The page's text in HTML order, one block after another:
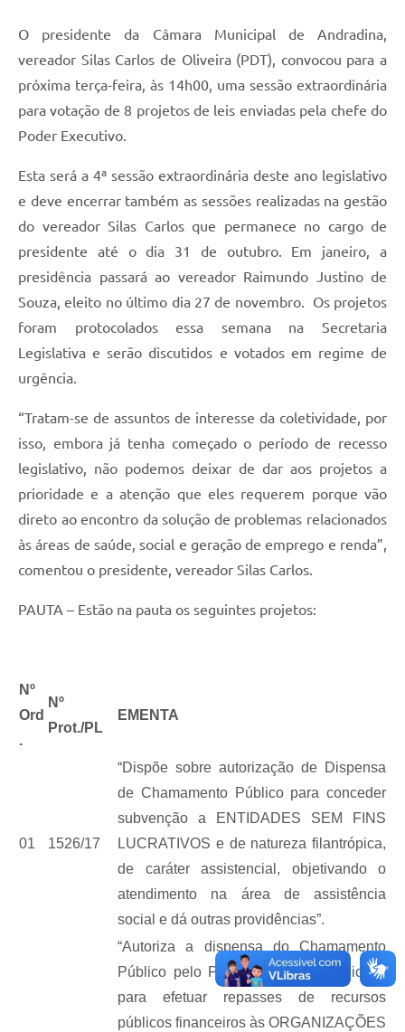
Legislaturas
Proposições
Sessão Plenária
Ouvidoria
Comissões
Audiências Públicas
Carta de Serviços
Turismo
Secretarias
Projetos
Contas Públicas
Links
Serviços Online
Enquete
O presidente da Câmara Municipal de Andradina,
vereador Silas Carlos de Oliveira (PDT), convocou para a
próxima terça-feira, às 14h00, uma sessão extraordinária
para votação de 8 projetos de leis enviadas pela chefe do
Poder Executivo.
Esta será a 4ª sessão extraordinária deste ano legislativo
e deve encerrar também as sessões realizadas na gestão
do vereador Silas Carlos que permanece no cargo de
presidente até o dia 31 de outubro. Em janeiro, a
presidência passará ao vereador Raimundo Justino de
Souza, eleito no último dia 27 de novembro. Os projetos
foram protocolados essa semana na Secretaria
Legislativa e serão discutidos e votados em regime de
urgência.
“Tratam-se de assuntos de interesse da coletividade, por
isso, embora já tenha começado o período de recesso
legislativo, não podemos deixar de dar aos projetos a
prioridade e a atenção que eles requerem porque vão
direto ao encontro da solução de problemas relacionados
às áreas de saúde, social e geração de emprego e renda”,
comentou o presidente, vereador Silas Carlos.
PAUTA – Estão na pauta os seguintes projetos:
Nº
Ord
.
Nº
Prot./PL
EMENTA
01 1526/17
“Dispõe sobre autorização de Dispensa
de Chamamento Público para conceder
subvenção a ENTIDADES SEM FINS
LUCRATIVOS e de natureza filantrópica,
de caráter assistencial, objetivando o
atendimento na área de assistência
social e dá outras providências”.
“Autoriza a dispensa do Chamamento
Público pelo Poder Executivo Municipal
para efetuar repasses de recursos
públicos financeiros às ORGANIZAÇÕES